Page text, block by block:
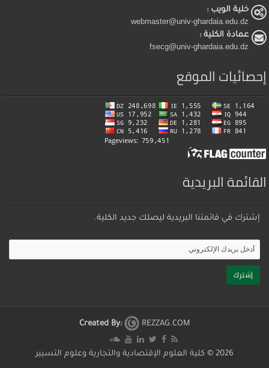
خلية الويب :
webmaster@univ-ghardaia.edu.dz
عمادة الكلية :
fsecg@univ-ghardaia.edu.dz
إحصائيات الموقع
القائمة البريدية
إشترك في قائمتنا البريدية ليصلك جديد الكلية.
Created By: REZZAG.COM
2026 © كلية العلوم الإقتصادية والتجارية وعلوم التسيير